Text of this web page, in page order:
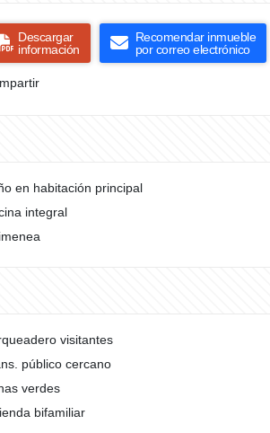
Descargar
información
Recomendar inmueble
por correo electrónico
en habitación principal
integral
visitantes
público cercano
verdes
bifamiliar